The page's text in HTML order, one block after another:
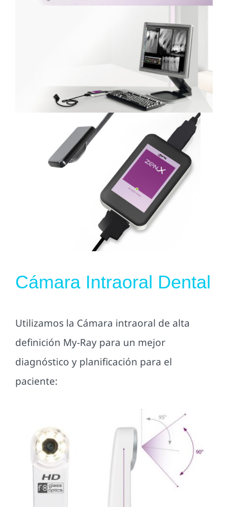
Cámara Intraoral Dental
Utilizamos la Cámara intraoral de alta
definición My-Ray para un mejor
diagnóstico y planificación para el
paciente: